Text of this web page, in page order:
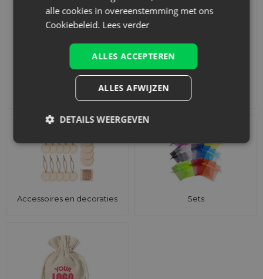
Adventskalenders Katoenen zakjes
Accessoires en decoraties Sets
alle cookies in overeenstemming met ons
Cookiebeleid. Lees verder
ALLES ACCEPTEREN
ALLES AFWIJZEN
DETAILS WEERGEVEN